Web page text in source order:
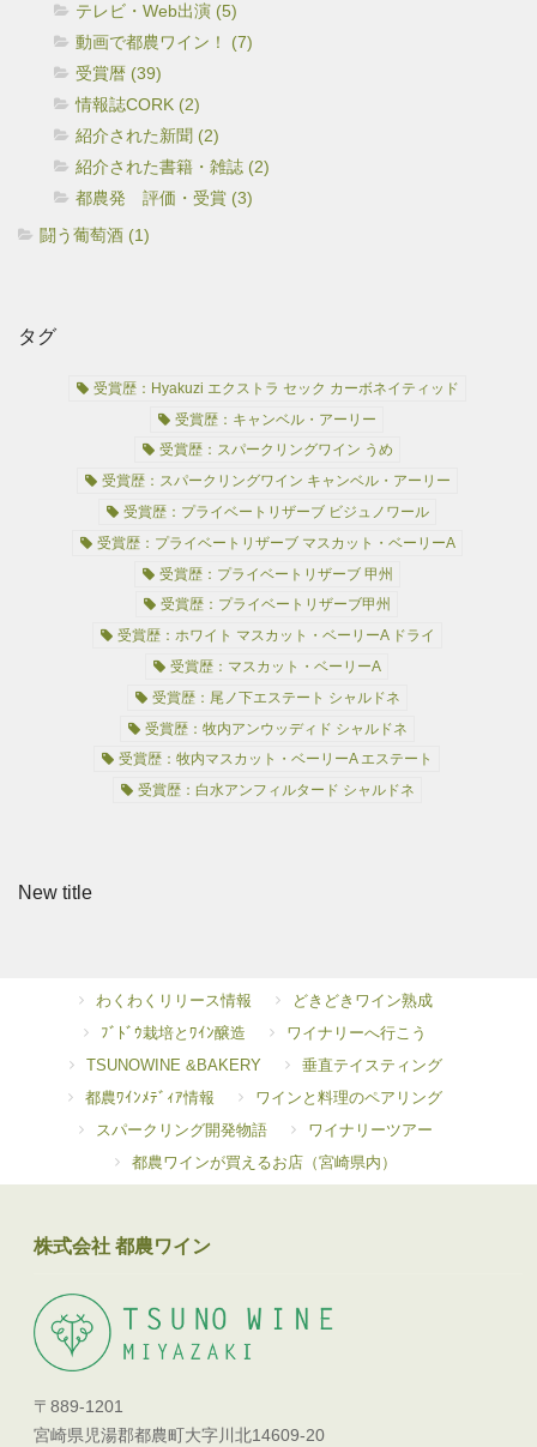
テレビ・Web出演 (5)
動画で都農ワイン！ (7)
受賞暦 (39)
情報誌CORK (2)
紹介された新聞 (2)
紹介された書籍・雑誌 (2)
都農発 評価・受賞 (3)
闘う葡萄酒 (1)
タグ
受賞歴：Hyakuzi エクストラ セック カーボネイティッド
受賞歴：キャンベル・アーリー
受賞歴：スパークリングワイン うめ
受賞歴：スパークリングワイン キャンベル・アーリー
受賞歴：プライベートリザーブ ビジュノワール
受賞歴：プライベートリザーブ マスカット・ベーリーA
受賞歴：プライベートリザーブ 甲州
受賞歴：プライベートリザーブ甲州
受賞歴：ホワイト マスカット・ベーリーA ドライ
受賞歴：マスカット・ベーリーA
受賞歴：尾ノ下エステート シャルドネ
受賞歴：牧内アンウッディド シャルドネ
受賞歴：牧内マスカット・ベーリーA エステート
受賞歴：白水アンフィルタード シャルドネ
New title
わくわくリリース情報
どきどきワイン熟成
ﾌﾞﾄﾞｳ栽培とﾜｲﾝ醸造
ワイナリーへ行こう
TSUNOWINE &BAKERY
垂直テイスティング
都農ﾜｲﾝﾒﾃﾞｨｱ情報
ワインと料理のペアリング
スパークリング開発物語
ワイナリーツアー
都農ワインが買えるお店（宮崎県内）
株式会社 都農ワイン
〒889-1201
宮崎県児湯郡都農町大字川北14609-20